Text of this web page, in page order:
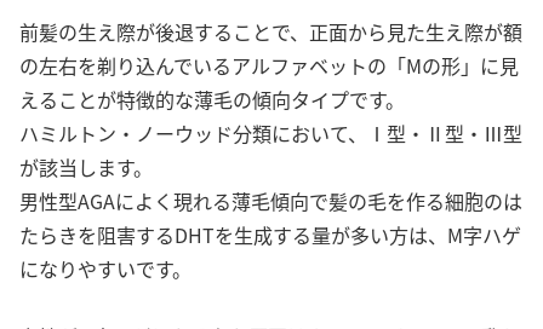
前髪の生え際が後退することで、正面から見た生え際が額
の左右を剃り込んでいるアルファベットの「Mの形」に見
えることが特徴的な薄毛の傾向タイプです。
ハミルトン・ノーウッド分類において、Ⅰ型・Ⅱ型・Ⅲ型
が該当します。
男性型AGAによく現れる薄毛傾向で髪の毛を作る細胞のは
たらきを阻害するDHTを生成する量が多い方は、M字ハゲ
になりやすいです。